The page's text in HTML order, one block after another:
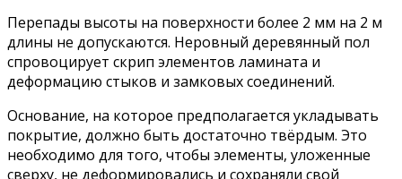
Перепады высоты на поверхности более 2 мм на 2 м
длины не допускаются. Неровный деревянный пол
спровоцирует скрип элементов ламината и
деформацию стыков и замковых соединений.
Основание, на которое предполагается укладывать
покрытие, должно быть достаточно твёрдым. Это
необходимо для того, чтобы элементы, уложенные
сверху, не деформировались и сохраняли свой